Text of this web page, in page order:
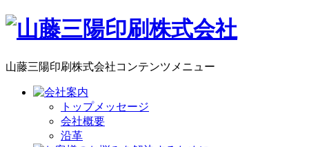
山藤三陽印刷株式会社コンテンツメニュー
トップメッセージ
会社概要
沿革